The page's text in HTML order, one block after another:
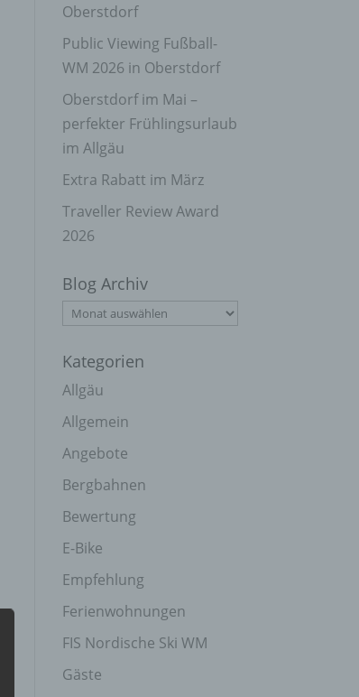
Oberstdorf
Public Viewing Fußball-
WM 2026 in Oberstdorf
Oberstdorf im Mai –
perfekter Frühlingsurlaub
im Allgäu
Extra Rabatt im März
Traveller Review Award
2026
Blog Archiv
Blog
Kategorien
Allgäu
Allgemein
Angebote
Bergbahnen
Bewertung
E-Bike
Empfehlung
Ferienwohnungen
FIS Nordische Ski WM
Gäste